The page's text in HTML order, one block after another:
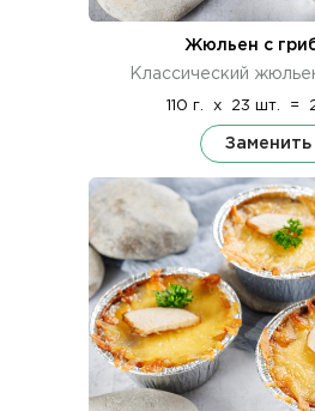
Жюльен с
Классический
110 г. x 23 шт. =
Заменить